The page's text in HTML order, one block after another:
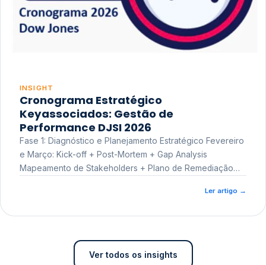
INSIGHT
Cronograma Estratégico
Keyassociados: Gestão de
Performance DJSI 2026
Fase 1: Diagnóstico e Planejamento Estratégico Fevereiro
e Março: Kick-off + Post-Mortem + Gap Analysis
Mapeamento de Stakeholders + Plano de Remediação
Ler artigo →
Ver todos os insights